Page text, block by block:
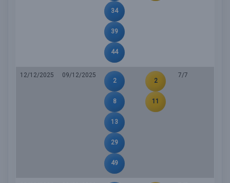
34
39
44
12/12/2025
09/12/2025
2
8
13
29
49
2
11
7/7